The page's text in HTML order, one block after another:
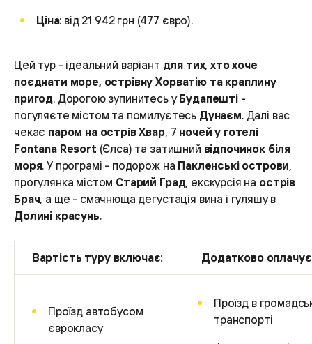
Ціна: від 21 942 грн (477 євро).
Цей тур - ідеальний варіант для тих, хто хоче
поєднати море, острівну Хорватію та краплину
пригод. Дорогою зупинитесь уБудапешті -
погуляєте містом та помилуєтесь Дунаєм. Далі вас
чекає паром на острів Хвар, 7 ночей у готелі
Fontana Resort (Єлса) та затишний відпочинок біля
моря. У програмі - подорож на Пакленські острови
прогулянка містом Старий Град, екскурсія на острів
Брач, а ще - смачнюща дегустація вина і гуляшу в
Долині красунь.
Вартість туру включає: Додатково
Проїзд автобусом
єврокласу
Проїзд в
транспорті